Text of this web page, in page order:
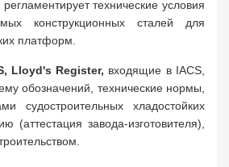
регламентирует технические условия
конструкционных сталей для
платформ.
Lloyd's Register, входящие в IACS,
обозначений, технические нормы,
судостроительных хладостойких
(аттестация завода-изготовителя),